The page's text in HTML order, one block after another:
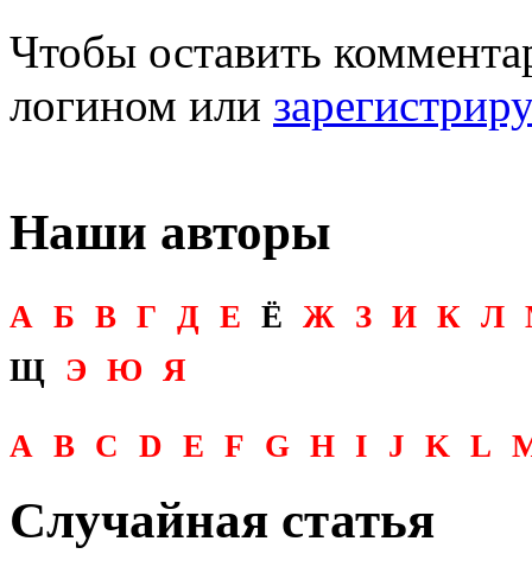
Чтобы оставить
логином или
Наши авторы
А Б В Г Д Е Ё Ж З И К Л
Щ
Э Ю Я
A B C D E F G H I J K L
Случайная статья